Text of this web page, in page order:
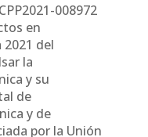
008972
en
del
la
y su
de
y de
por la Unión